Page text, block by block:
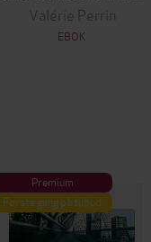
Valérie Perrin
EBOK
Premium
Første gang på tilbud